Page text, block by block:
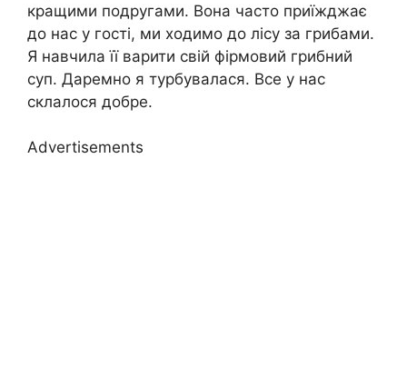
кращими подругами. Вона часто приїжджає
до нас у гості, ми ходимо до лісу за грибами.
Я навчила її варити свій фірмовий грибний
суп. Даремно я турбувалася. Все у нас
склалося добре.
Advertisements